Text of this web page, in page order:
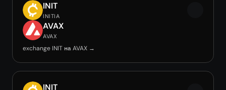
INIT
INITIA
AVAX
AVAX
exchange INIT на AVAX →
INIT